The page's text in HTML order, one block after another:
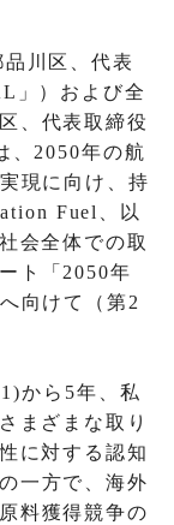
川区、代表
」）および全
、代表取締役
、2050年の航
現に向け、持
Fuel、以
会全体での取
ト「2050年
向けて（第2
から5年、私
まざまな取り
に対する認知
一方で、海外
料獲得競争の